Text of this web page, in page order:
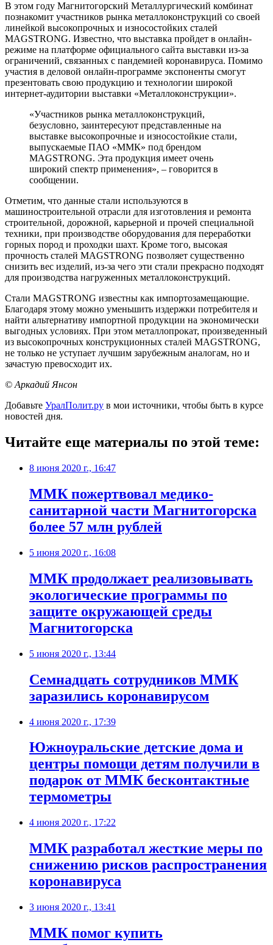
В этом году Магнитогорский Металлургический комбинат
познакомит участников рынка металлоконструкций со своей
линейкой высокопрочных и износостойких сталей
MAGSTRONG. Известно, что выставка пройдет в онлайн-
режиме на платформе официального сайта выставки из-за
ограничений, связанных с пандемией коронавируса. Помимо
участия в деловой онлайн-программе экспоненты смогут
презентовать свою продукцию и технологии широкой
интернет-аудитории выставки «Металлоконструкции».
«Участников рынка металлоконструкций,
безусловно, заинтересуют представленные на
выставке высокопрочные и износостойкие стали,
выпускаемые ПАО «ММК» под брендом
MAGSTRONG. Эта продукция имеет очень
широкий спектр применения», – говорится в
сообщении.
Отметим, что данные стали используются в
машиностроительной отрасли для изготовления и ремонта
строительной, дорожной, карьерной и прочей специальной
техники, при производстве оборудования для переработки
горных пород и проходки шахт. Кроме того, высокая
прочность сталей MAGSTRONG позволяет существенно
снизить вес изделий, из-за чего эти стали прекрасно подходят
для производства нагруженных металлоконструкций.
Стали MAGSTRONG известны как импортозамещающие.
Благодаря этому можно уменьшить издержки потребителя и
найти альтернативу импортной продукции на экономически
выгодных условиях. При этом металлопрокат, произведенный
из высокопрочных конструкционных сталей MAGSTRONG,
не только не уступает лучшим зарубежным аналогам, но и
зачастую превосходит их.
© Аркадий Янсон
Добавьте УралПолит.ру в мои источники, чтобы быть в курсе
новостей дня.
Читайте еще материалы по этой теме:
8 июня 2020 г., 16:47
ММК пожертвовал медико-
санитарной части Магнитогорска
более 57 млн рублей
5 июня 2020 г., 16:08
ММК продолжает реализовывать
экологические программы по
защите окружающей среды
Магнитогорска
5 июня 2020 г., 13:44
Семнадцать сотрудников ММК
заразились коронавирусом
4 июня 2020 г., 17:39
Южноуральские детские дома и
центры помощи детям получили в
подарок от ММК бесконтактные
термометры
4 июня 2020 г., 17:22
ММК разработал жесткие меры по
снижению рисков распространения
коронавируса
3 июня 2020 г., 13:41
ММК помог купить